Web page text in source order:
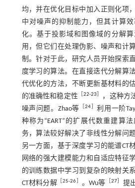
均，并在优化目标中加入正则化项
中对噪声的抑制能力，但其计算
化。基于投影域和图像域的分解
用，但它们在处理伪影、噪声和计
制。针对于此，研究人员开始探索
度学习的算法。在直接迭代分解算
代优化的方法，不断更新基材料的
的准确性和稳定性 ［22-23
，这种方
噪声问题。Zhao等 ［24 ］利用一阶
种称为“EART”的扩展代数重建算
务，算法较好解决了非线性分解问
另一方面，基于深度学习的能谱CT
网络的强大建模能力和自适应特征
的训练数据中学习到复杂的映射关
CT材料分解 ［25-26 。Wu等 ［27
提